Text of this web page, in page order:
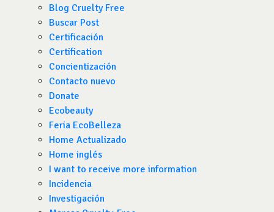
Blog Cruelty Free
Buscar Post
Certificación
Certification
Concientización
Contacto nuevo
Donate
Ecobeauty
Feria EcoBelleza
Home Actualizado
Home inglés
I want to receive more information
Incidencia
Investigación